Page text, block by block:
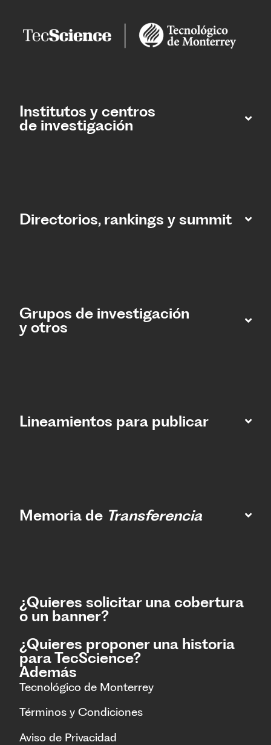
Institutos y centros
de investigación
Directorios, rankings y summit
Grupos de investigación
y otros
Lineamientos para publicar
Memoria de Transferencia
¿Quieres solicitar una cobertura
o un banner?
¿Quieres proponer una historia
para TecScience?
Además
Tecnológico de Monterrey
Términos y Condiciones
Aviso de Privacidad